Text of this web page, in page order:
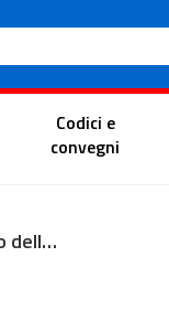
Portale del
Codici e
convegni
Visite al Palazzo delle scuole